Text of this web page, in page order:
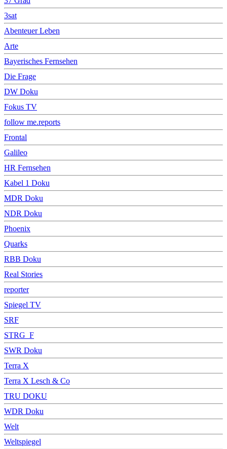
3sat
Abenteuer Leben
Arte
Bayerisches Fernsehen
Die Frage
DW Doku
Fokus TV
follow me.reports
Frontal
Galileo
HR Fernsehen
Kabel 1 Doku
MDR Doku
NDR Doku
Phoenix
Quarks
RBB Doku
Real Stories
reporter
Spiegel TV
SRF
STRG_F
SWR Doku
Terra X
Terra X Lesch & Co
TRU DOKU
WDR Doku
Welt
Weltspiegel